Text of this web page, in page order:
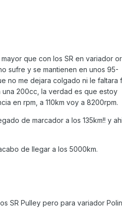
que con los SR en variador
sufre y se mantienen en unos 95-
no me dejara colgado ni le faltara
200cc, la verdad es que estoy
en rpm, a 110km voy a 8200rpm.
de marcador a los 135km!! y
de llegar a los 5000km.
SR Pulley pero para variador